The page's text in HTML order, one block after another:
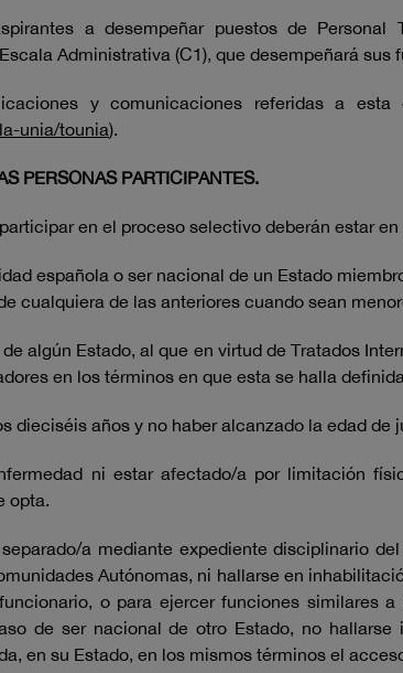
a desempeñar puestos de
Administrativa (C1), que desempeñará
y comunicaciones referidas a
unia/tounia).
PERSONAS PARTICIPANTES.
en el proceso selectivo deberán estar
española o ser nacional de un Estado
cualquiera de las anteriores cuando sean
algún Estado, al que en virtud de Tratados
en los términos en que esta se halla
dieciséis años y no haber alcanzado la edad
ni estar afectado/a por limitación
opta.
a mediante expediente disciplinario
Autónomas, ni hallarse en
o para ejercer funciones similares
de ser nacional de otro Estado, no
en su Estado, en los mismos términos el